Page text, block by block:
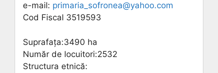
e-mail: primaria_sofronea@yahoo.com
Cod Fiscal 3519593
Suprafaţa:3490 ha
Număr de locuitori:2532
Structura etnică: